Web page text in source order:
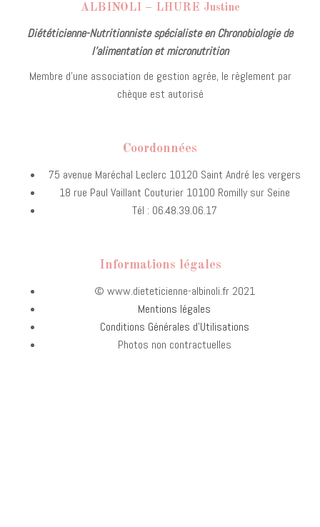
ALBINOLI – LHURE Justine
Diététicienne-Nutritionniste spécialiste en Chronobiologie de
l’alimentation et micronutrition
Membre d’une association de gestion agrée, le règlement par
chèque est autorisé
Coordonnées
75 avenue Maréchal Leclerc 10120 Saint André les vergers
18 rue Paul Vaillant Couturier 10100 Romilly sur Seine
Tél : 06.48.39.06.17
Informations légales
© www.dieteticienne-albinoli.fr 2021
Mentions légales
Conditions Générales d’Utilisations
Photos non contractuelles